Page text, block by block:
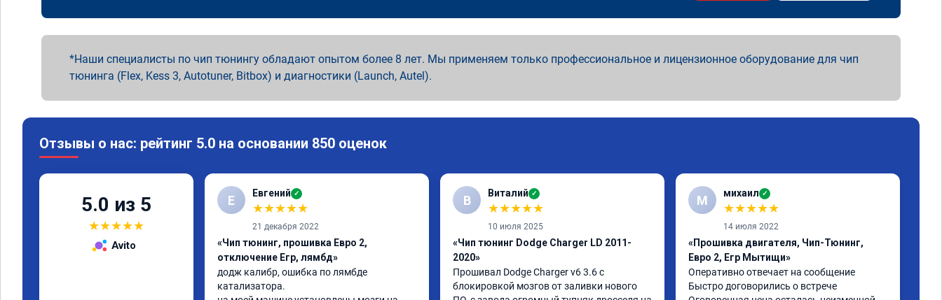
Наши специалисты по чип тюнингу обладают опытом более 8 лет. Мы применяем только профессиональное и лицензионное оборудование для чип
тюнинга (Flex, Kess 3, Autotuner, Bitbox) и диагностики (Launch, Autel).
Отзывы о нас: рейтинг 5.0 на основании 850 оценок
5.0 из 5
★★★★★
Avito
Е Евгений ✓
★★★★★
21 декабря 2022
«Чип тюнинг, прошивка Евро 2,
отключение Егр, лямбд»
додж калибр, ошибка по лямбде
катализатора.
В Виталий ✓
★★★★★
10 июля 2025
«Чип тюнинг Dodge Charger LD 2011-
2020»
Прошивал Dodge Charger v6 3.6 с
блокировкой мозгов от заливки нового
М михаил ✓
★★★★★
14 июля 2022
«Прошивка двигателя, Чип-Тюнинг,
Евро 2, Егр Мытищи»
Оперативно отвечает на сообщение
Быстро договорились о встрече